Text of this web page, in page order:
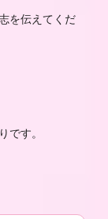
を伝えてくだ
です。